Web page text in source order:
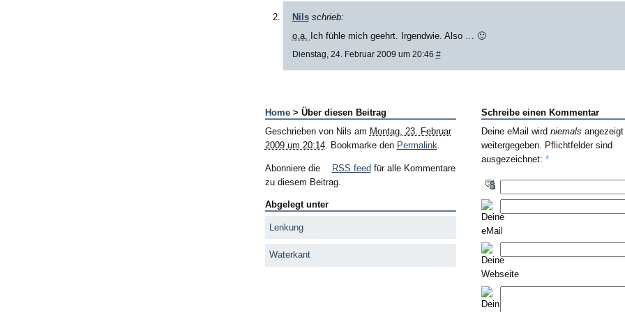
Nilsschrieb:
o.a.
Ich fühle mich geehrt. Irgendwie. Also … 🙂
Dienstag, 24. Februar 2009 um 20:46 #
Home> Über diesen Beitrag
Geschrieben von Nils am Montag, 23. Februar
2009 um 20:14. Bookmarke den Permalink
Abonniere die RSS feed für alle Kommentare
zu diesem Beitrag.
Abgelegt unter
Lenkung
Waterkant
Schreibe einen Kommentar
Deine eMail wird niemals
weitergegeben. Pflichtfelder sind
ausgezeichnet: *